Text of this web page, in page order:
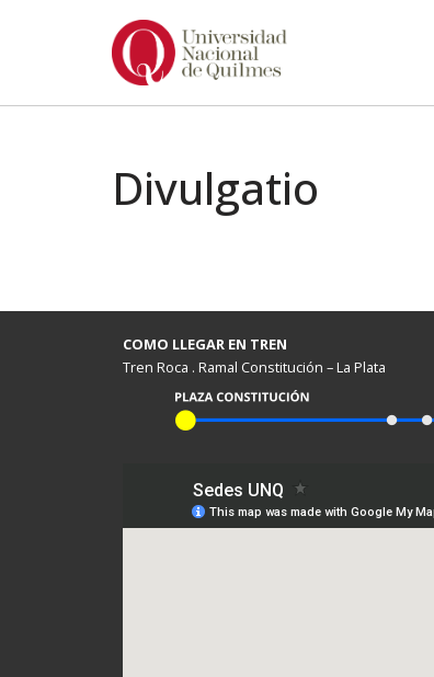
Divulgatio
COMO LLEGAR EN TREN
Tren Roca . Ramal Constitución – La Plata